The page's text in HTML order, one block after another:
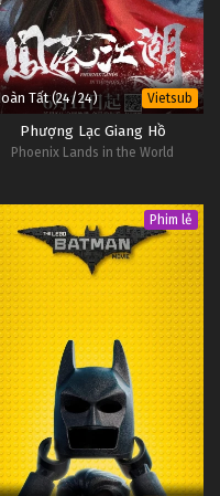
13
11
10
9
Tất (24/24) Vietsub
Phượng Lạc Giang Hồ
Phoenix Lands in the World
Phim lẻ